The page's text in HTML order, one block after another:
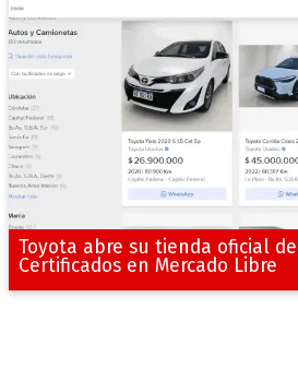
Toyota abre su tienda oficial
Certificados en Mercado Libre